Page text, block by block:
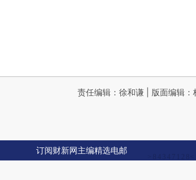
责任编辑：徐和谦 | 版面编辑：
订阅财新网主编精选电邮